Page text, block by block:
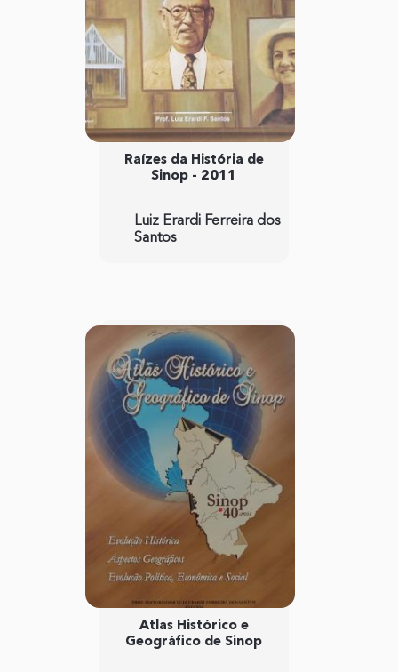
Raízes da História de
Sinop - 2011
Luiz Erardi Ferreira dos
Santos
Atlas Histórico e
Geográfico de Sinop